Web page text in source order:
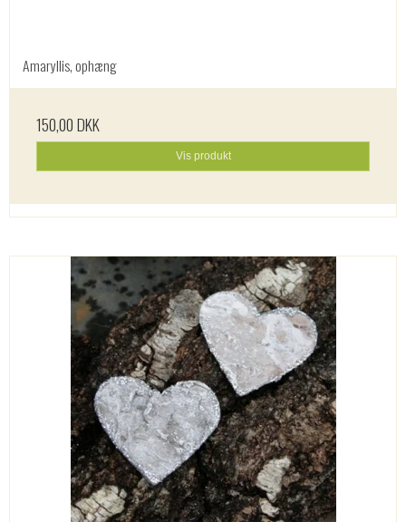
Amaryllis, ophæng
150,00 DKK
Vis produkt